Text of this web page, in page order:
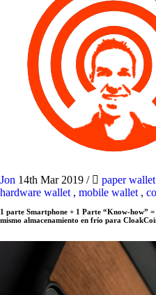
Jon 14th Mar 2019 / paper wallet
hardware wallet , mobile wallet ,
1 parte Smartphone + 1 Parte “Know-how”
mismo almacenamiento en frío para